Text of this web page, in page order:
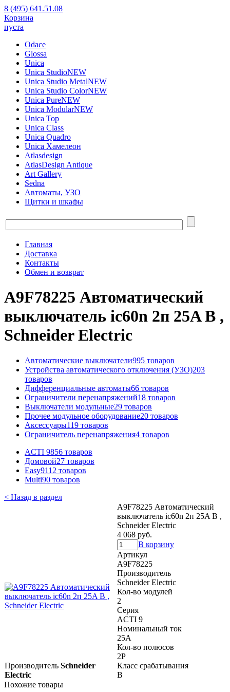
8 (495) 641.51.08
Корзина
пуста
Odace
Glossa
Unica
Unica StudioNEW
Unica Studio MetalNEW
Unica Studio ColorNEW
Unica PureNEW
Unica ModularNEW
Unica Top
Unica Class
Unica Quadro
Unica Хамелеон
Atlasdesign
AtlasDesign Antique
Art Gallery
Sedna
Автоматы, УЗО
Щитки и шкафы
Главная
Доставка
Контакты
Обмен и возврат
A9F78225 Автоматический
выключатель ic60n 2п 25A B ,
Schneider Electric
Автоматические выключатели995 товаров
Устройства автоматического отключения (УЗО)203
товаров
Дифференциальные автоматы66 товаров
Ограничители перенапряжений18 товаров
Выключатели модульные29 товаров
Прочее модульное оборудование20 товаров
Аксессуары119 товаров
Ограничитель перенапряжения4 товаров
ACTI 9856 товаров
Домовой27 товаров
Easy9112 товаров
Multi90 товаров
< Назад в раздел
A9F78225 Автоматический
выключатель ic60n 2п 25A B ,
Schneider Electric
4 068 руб.
В корзину
Артикул
A9F78225
Производитель
Schneider Electric
Кол-во модулей
2
Серия
ACTI 9
Номинальный ток
25A
Кол-во полюсов
2P
Класс срабатывания
B
Производитель Schneider
Electric
Похожие товары